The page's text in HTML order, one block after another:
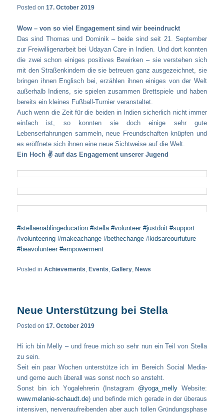
Posted on17. October 2019
Wow – von so viel Engagement sind wir beeindruckt
Das sind Thomas und Dominik – beide sind seit 21. September
zur Freiwilligenarbeit bei Udayan Care in Indien. Und dort konnten
die zwei schon einiges positives Bewirken – sie verstehen sich
mit den Straßenkindern die sie betreuen ganz ausgezeichnet, sie
bringen ihnen Englisch bei, erzählen ihnen einiges von der Welt
außerhalb Indiens, sie spielen zusammen Brettspiele und haben
bereits ein kleines Fußball-Turnier veranstaltet.
Auch wenn die Zeit für die beiden in Indien sicherlich nicht immer
einfach ist, so konnten sie doch einige sehr gute
Lebenserfahrungen sammeln, neue Freundschaften knüpfen und
es eröffnete sich ihnen eine neue Sichtweise auf die Welt.
Ein Hoch ✌ auf das Engagement unserer Jugend
#stellaenablingeducation #stella #volunteer #justdoit #support
#volunteering #makeachange #bethechange #kidsareourfuture
#beavolunteer #empowerment
Posted in Achievements, Events,Gallery, News
Neue Unterstützung bei Stella
Posted on17. October 2019
Hi ich bin Melly – und freue mich so sehr nun ein Teil von Stella
zu sein.
Seit ein paar Wochen unterstütze ich im Bereich Social Media-
und gerne auch überall was sonst noch so ansteht.
Sonst bin ich Yogalehrerin (Instagram @yoga_mellyWebsite:
www.melanie-schaudt.de) und befinde mich gerade in der überaus
intensiven, nervenaufreibenden aber auch tollen Gründungsphase